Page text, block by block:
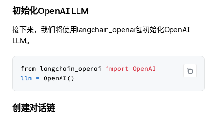
初始化OpenAI LLM
接下来，我们将使用langchain_openai包初始化OpenAI
LLM。
from langchain_openai import OpenAI
llm =
创建对话链